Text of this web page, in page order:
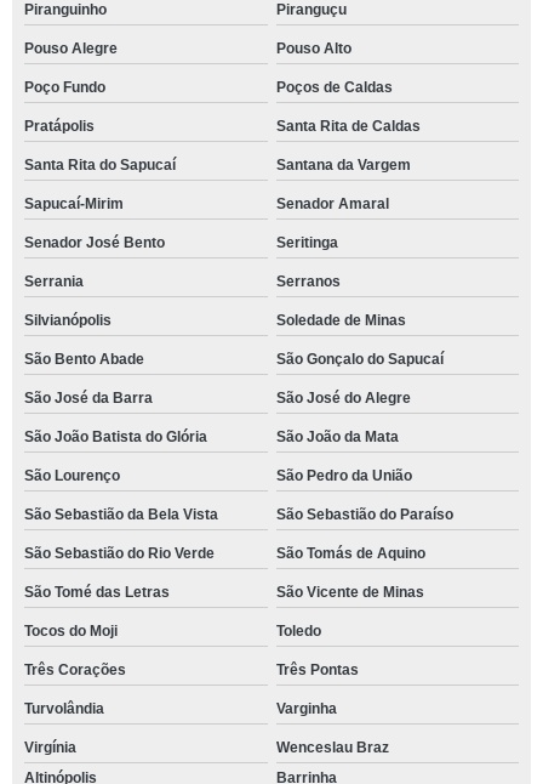
Piranguinho Piranguçu
Pouso Alegre Pouso Alto
Poço Fundo Poços de Caldas
Pratápolis Santa Rita de Caldas
Santa Rita do Sapucaí Santana da Vargem
Sapucaí-Mirim Senador Amaral
Senador José Bento Seritinga
Serrania Serranos
Silvianópolis Soledade de Minas
São Bento Abade São Gonçalo do Sapucaí
São José da Barra São José do Alegre
São João Batista do Glória São João da Mata
São Lourenço São Pedro da União
São Sebastião da Bela Vista São Sebastião do Paraíso
São Sebastião do Rio Verde São Tomás de Aquino
São Tomé das Letras São Vicente de Minas
Tocos do Moji Toledo
Três Corações Três Pontas
Turvolândia Varginha
Virgínia
Wenceslau Braz
Altinópolis
Barrinha